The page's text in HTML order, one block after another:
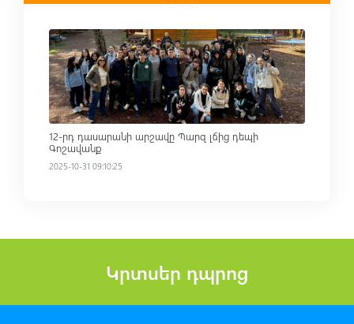
Read more
12-րդ դասարանի արշավը Պարզ լճից դեպի
Գոշավանք
2025-10-31 09:10:25
Կրտսեր դպրոց